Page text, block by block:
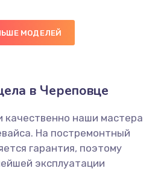
МОДЕЛЕЙ
в Череповце
качественно наши мастера
На постремонтный
гарантия, поэтому
эксплуатации